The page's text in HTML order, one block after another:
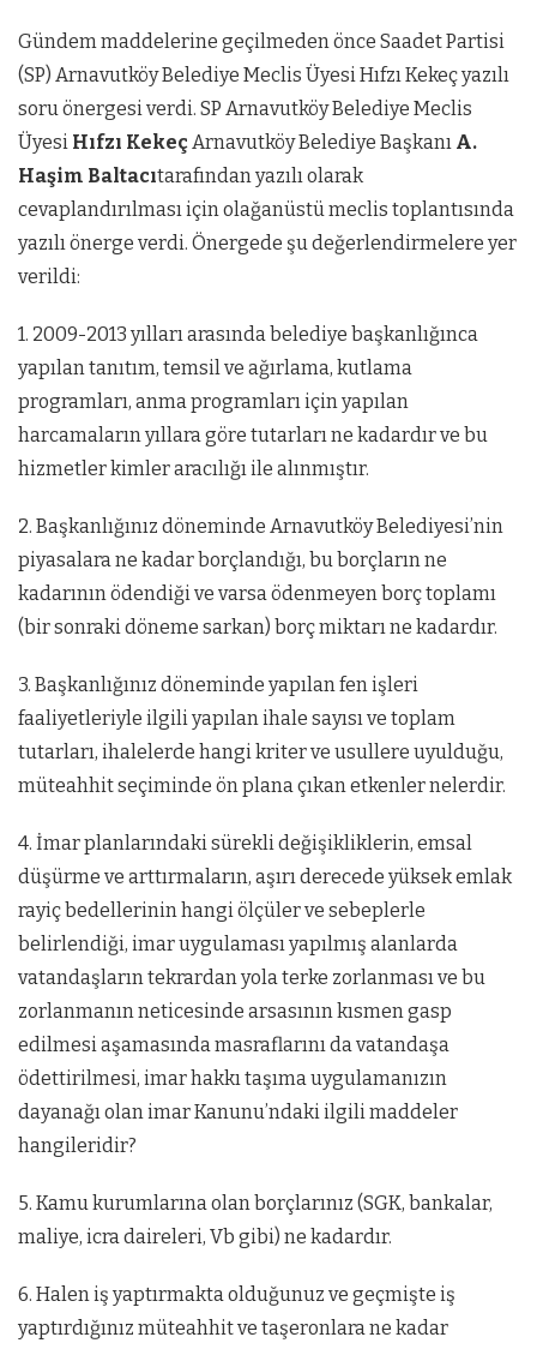
Gündem maddelerine geçilmeden önce Saadet Partisi
(SP) Arnavutköy Belediye Meclis Üyesi Hıfzı Kekeç yazılı
soru önergesi verdi. SP Arnavutköy Belediye Meclis
Üyesi Hıfzı KekeçArnavutköy Belediye Başkanı A.
Haşim Baltacıtarafından yazılı olarak
cevaplandırılması için olağanüstü meclis toplantısında
yazılı önerge verdi. Önergede şu değerlendirmelere yer
verildi:
1. 2009-2013 yılları arasında belediye başkanlığınca
yapılan tanıtım, temsil ve ağırlama, kutlama
programları, anma programları için yapılan
harcamaların yıllara göre tutarları ne kadardır ve bu
hizmetler kimler aracılığı ile alınmıştır.
2. Başkanlığınız döneminde Arnavutköy Belediyesi’nin
piyasalara ne kadar borçlandığı, bu borçların ne
kadarının ödendiği ve varsa ödenmeyen borç toplamı
(bir sonraki döneme sarkan) borç miktarı ne kadardır.
3. Başkanlığınız döneminde yapılan fen işleri
faaliyetleriyle ilgili yapılan ihale sayısı ve toplam
tutarları, ihalelerde hangi kriter ve usullere uyulduğu,
müteahhit seçiminde ön plana çıkan etkenler nelerdir.
4. İmar planlarındaki sürekli değişikliklerin, emsal
düşürme ve arttırmaların, aşırı derecede yüksek emlak
rayiç bedellerinin hangi ölçüler ve sebeplerle
belirlendiği, imar uygulaması yapılmış alanlarda
vatandaşların tekrardan yola terke zorlanması ve bu
zorlanmanın neticesinde arsasının kısmen gasp
edilmesi aşamasında masraflarını da vatandaşa
ödettirilmesi, imar hakkı taşıma uygulamanızın
dayanağı olan imar Kanunu’ndaki ilgili maddeler
hangileridir?
5. Kamu kurumlarına olan borçlarınız (SGK, bankalar,
maliye, icra daireleri, Vb gibi) ne kadardır.
6. Halen iş yaptırmakta olduğunuz ve geçmişte iş
yaptırdığınız müteahhit ve taşeronlara ne kadar